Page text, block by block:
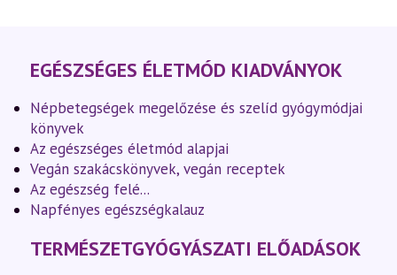
EGÉSZSÉGES ÉLETMÓD KIADVÁNYOK
Népbetegségek megelőzése és szelíd gyógymódjai
könyvek
Az egészséges életmód alapjai
Vegán szakácskönyvek, vegán receptek
Az egészség felé...
Napfényes egészségkalauz
TERMÉSZETGYÓGYÁSZATI ELŐADÁSOK